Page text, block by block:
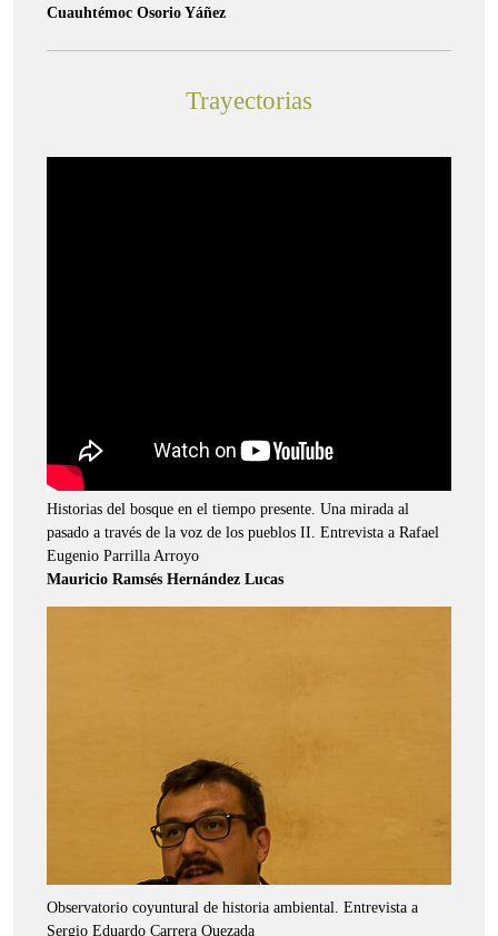
Cuauhtémoc Osorio Yáñez
Trayectorias
Historias del bosque en el tiempo presente. Una mirada al
pasado a través de la voz de los pueblos II. Entrevista a Rafael
Eugenio Parrilla Arroyo
Mauricio Ramsés Hernández Lucas
Observatorio coyuntural de historia ambiental. Entrevista a
Sergio Eduardo Carrera Quezada